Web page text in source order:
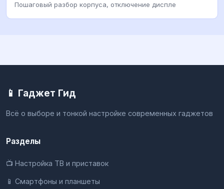
Пошаговый разбор корпуса, отключение диспле
📱 Гаджет Гид
Всё о выборе и тонкой настройке современных гаджетов
Разделы
📺 Настройка ТВ и приставок
📱 Смартфоны и планшеты